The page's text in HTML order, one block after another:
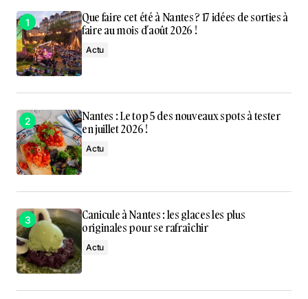
Que faire cet été à Nantes ? 17 idées de sorties à
faire au mois d’août 2026 !
Actu
Nantes : Le top 5 des nouveaux spots à tester
en juillet 2026 !
Actu
Canicule à Nantes : les glaces les plus
originales pour se rafraîchir
Actu